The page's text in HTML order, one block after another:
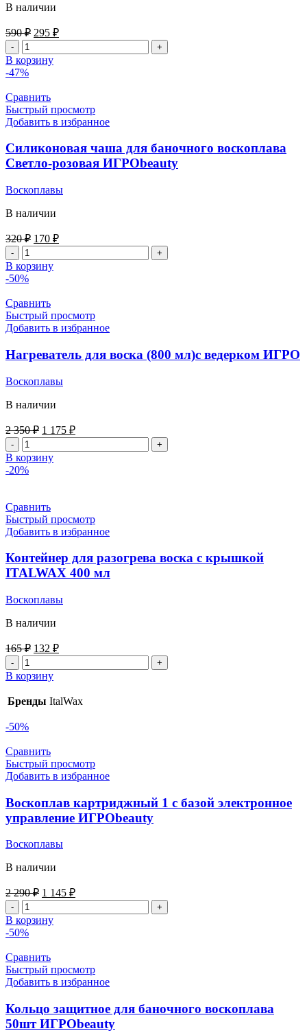
В наличии
590₽ Первоначальная
цена
составляла
590 ₽.
295 ₽
цена:
295 ₽.
Количество
товара
Воскоплав
Одинарный
В корзину
-47%
Сравнить
Быстрый просмотр
Добавить в избранное
Силиконовая чаша для баночного воскоплава
Светло-розовая ИГРОbeauty
Воскоплавы
В наличии
320₽ Первоначальная
цена
составляла
320 ₽.
170 ₽
цена:
170 ₽.
Количество
товара
Силиконовая
для
баночного
воскоплава
розовая
ИГРОbeauty
В корзину
-50%
Сравнить
Быстрый просмотр
Добавить в избранное
Нагреватель для воска (800 мл)с ведерком ИГРО
Воскоплавы
В наличии
2 350₽ Первоначальная
цена
составляла
2
1 175 ₽
цена:
1
Количество
товара
Нагреватель
(800
мл)с
ведерком
В корзину
-20%
Сравнить
Быстрый просмотр
Добавить в избранное
Контейнер для разогрева воска с крышкой
ITALWAX 400 мл
Воскоплавы
В наличии
165₽ Первоначальная
цена
составляла
165 ₽.
132 ₽
цена:
132 ₽.
Количество
товара
для
разогрева
воска
с
крышкой
ITALWAX
400
мл
В корзину
Бренды ItalWax
-50%
Сравнить
Быстрый просмотр
Добавить в избранное
Воскоплав картриджный 1 с базой электронное
управление ИГРОbeauty
Воскоплавы
В наличии
2 290₽ Первоначальная
цена
составляла
2
1 145 ₽
цена:
1
Количество
товара
Воскоплав
1
с
базой
управление
ИГРОbeauty
В корзину
-50%
Сравнить
Быстрый просмотр
Добавить в избранное
Кольцо защитное для баночного воскоплава
50шт ИГРОbeauty